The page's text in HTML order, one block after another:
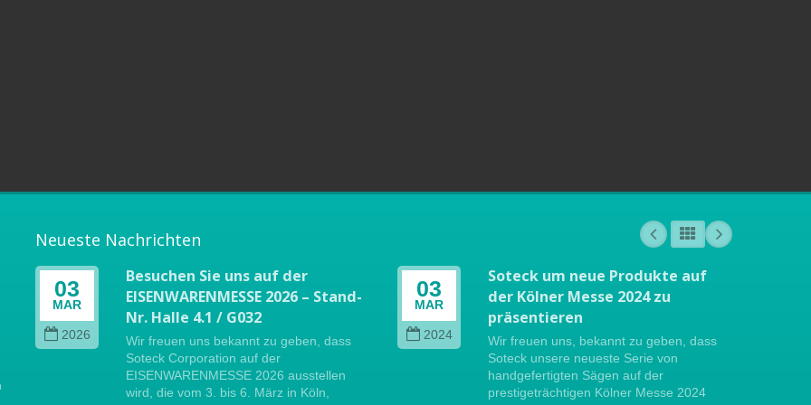
Neueste Nachrichten
03
MAR
2026
Besuchen Sie uns auf der
EISENWARENMESSE 2026 – Stand-
Nr. Halle 4.1 / G032
Wir freuen uns bekannt zu geben, dass
Soteck Corporation auf der
EISENWARENMESSE 2026 ausstellen
wird, die vom 3. bis 6. März in Köln,
03
MAR
2024
Soteck um neue Produkte auf
der Kölner Messe 2024 zu
präsentieren
Wir freuen uns, bekannt zu geben, dass
Soteck unsere neueste Serie von
handgefertigten Sägen auf der
prestigeträchtigen Kölner Messe 2024